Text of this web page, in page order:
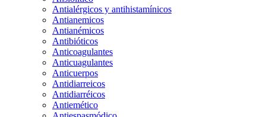
Antialérgicos y antihistamínicos
Antianemicos
Antianémicos
Antibióticos
Anticoagulantes
Anticuagulantes
Anticuerpos
Antidiarreicos
Antidiarréicos
Antiemético